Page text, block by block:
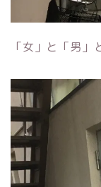
「女」と「男」